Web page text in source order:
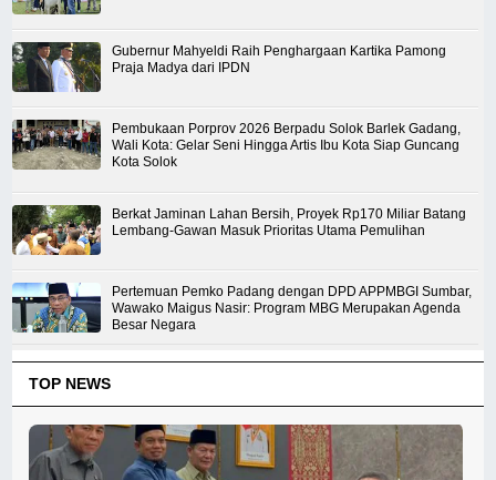
Gubernur Mahyeldi Raih Penghargaan Kartika Pamong
Praja Madya dari IPDN
Pembukaan Porprov 2026 Berpadu Solok Barlek Gadang,
Wali Kota: Gelar Seni Hingga Artis Ibu Kota Siap Guncang
Kota Solok
Berkat Jaminan Lahan Bersih, Proyek Rp170 Miliar Batang
Lembang-Gawan Masuk Prioritas Utama Pemulihan
Pertemuan Pemko Padang dengan DPD APPMBGI Sumbar,
Wawako Maigus Nasir: Program MBG Merupakan Agenda
Besar Negara
TOP NEWS